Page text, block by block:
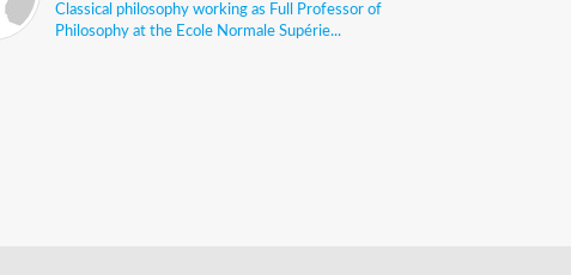
Classical philosophy working as Full Professor of
Philosophy at the Ecole Normale Supérie...